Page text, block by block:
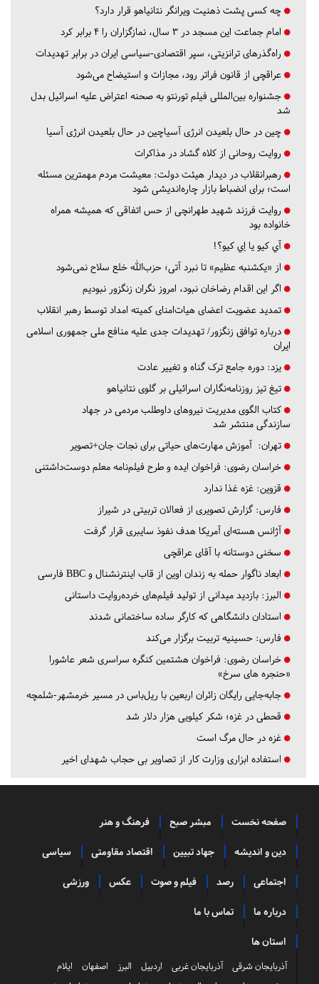
چه کسی پشت ذهنیت ویرانگر نتانیاهو قرار دارد؟
امام جماعت این مسجد در ۳ سال، نمازگزاران را ۴ برابر کرد
راه‌گذرهای ترانزیتی، سپر اقتصادی-سیاسی ایران در برابر تهدیدات
عراقچی از قانون فراتر رود، مجازات و استیضاح می‌شود
جشنواره بین‌المللی فیلم تورنتو به صحنه اعتراض علیه اسرائیل بدل
شد
چین در حال بلعیدن انرژی آسیاچین در حال بلعیدن انرژی آسیا
روایت روحانی از کلاه گشاد در مذاکرات
رهبرانقلاب در دیدار هیئت دولت: معیشت مردم مهمترین مسئله
است؛ برای انضباط بازار چاره‌اندیشی شود
روایت فرزند شهید طهرانچی از حس اتفاقی که همیشه همراه
خانواده بود
آي كيو يا اِي كيو؟!
از «یکشنبه عظیم» تا نبرد آتی؛ حزب‌الله خلع سلاح نمی‌شود
اگر این اقدام رضاخان نبود، امروز نگران زنگزور نبودیم
تمدید عضویت اعضای هیات‌امنای کمیته امداد توسط رهبر انقلاب
درباره توافق زنگزور/ تهدیدات جدی علیه منافع ملی جمهوری اسلامی
ایران
یزد: دوره جامع ترک گناه و تغییر عادت
تیغ تیز روزنامه‌نگاران اسرائیلی بر گلوی نتانیاهو
کتاب الگوی مدیریت نیروهای داوطلب مردمی در جهاد
سازندگی منتشر شد
تهران: آموزش مهارت‌های حیاتی برای نجات جان+تصویر
خراسان رضوی: فراخوان ایده و طرح فیلم‌نامه معلم دوست‌داشتنی
قزوین: غزه غذا ندارد
فارس: گزارش تصویری از فعالان تربیتی در شیراز
آژانس هسته‌ای آمریکا هدف نفوذ سایبری قرار گرفت
سخنی دوستانه با آقای عراقچی
ابعاد ناگوار حمله به زندان اوین از قاب اینترنشنال و BBC فارسی
البرز: بازدید میدانی از تولید فیلم‌های خرده‌روایت داستانی
استادان دانشگاهی که کارگر ساده ساختمانی شدند
فارس: حسینیه تربیت برگزار می‌کند
خراسان رضوی: فراخوان هشتمین کنگره سراسری شعر عاشورا
«حنجره های سرخ»
جابه‌جایی رایگان زائران اربعین با ریل‌باس در مسیر خرمشهر-شلمچه
قحطی در غزه؛ شکر کیلویی هزار دلار شد
غزه در حال مرگ است
استفاده ابزاری وزارت کار از تصاویر بی حجاب شهدای اخیر
صفحه نخست مبشر صبح فرهنگ و هنر
دین و اندیشه جهاد تبیین اقتصاد مقاومتی سیاسی
اجتماعی رصد فیلم و صوت عکس ورزشی
درباره ما تماس با ما
استان ها
آذربایجان شرقی آذربایجان غربی اردبیل البرز اصفهان
ایلام